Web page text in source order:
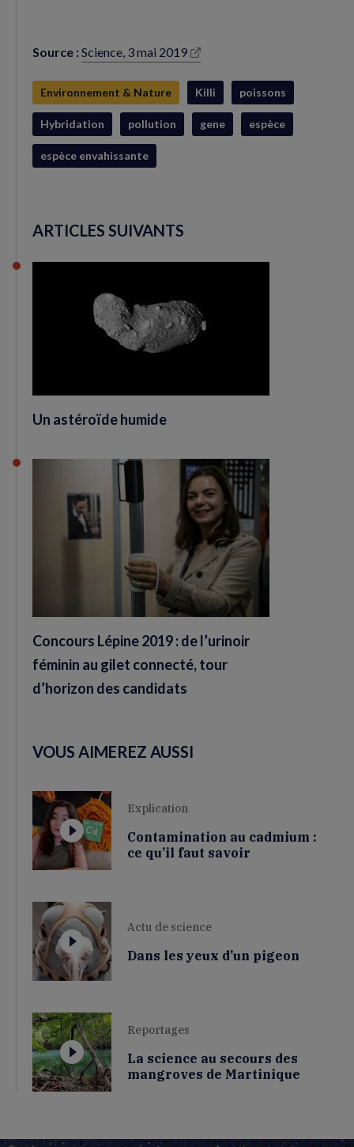
Source : Science, 3 mai 2019
(nouvelle
Environnement & Nature Killi poissons
Hybridation pollution gene espèce
espèce envahissante
ARTICLES SUIVANTS
Un astéroïde humide
Concours Lépine 2019 : de l’urinoir
féminin au gilet connecté, tour
d’horizon des candidats
VOUS AIMEREZ AUSSI
Explication
Contamination au cadmium :
ce qu’il faut savoir
Actu de science
Dans les yeux d’un pigeon
Reportages
La science au secours des
mangroves de Martinique